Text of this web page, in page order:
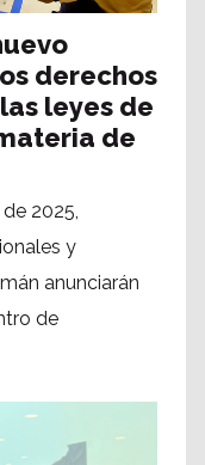
derechos
leyes de
de
2025,
y
anunciarán
de